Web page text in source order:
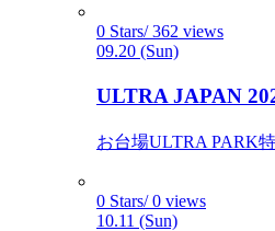
0 Stars/ 362 views
09.20 (Sun)
ULTRA JAPAN
お台場ULTRA PARK
0 Stars/ 0 views
10.11 (Sun)